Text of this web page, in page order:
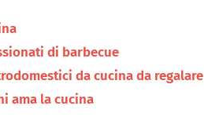
di barbecue
da cucina da regalare
ama la cucina